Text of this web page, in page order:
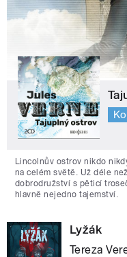
Lincolnův ostrov nikdo
na celém světě. Už déle
dobrodružství s pěticí
hlavně nejedno tajemství.
Lyžák
Tereza